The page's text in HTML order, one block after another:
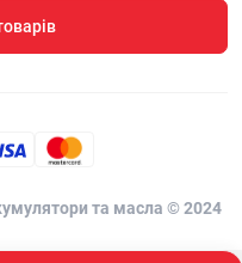
та масла © 2024